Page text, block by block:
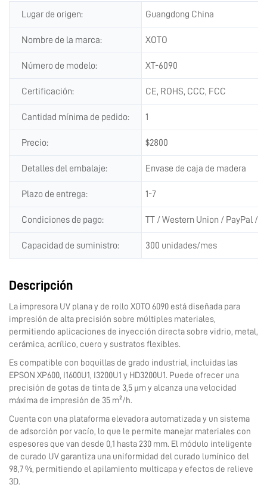
Lugar de origen: Guangdong China
Nombre de la marca: XOTO
Número de modelo: XT-6090
Certificación: CE, ROHS, CCC, FCC
Cantidad mínima de pedido: 1
Precio: $2800
Detalles del embalaje: Envase de caja de madera
Plazo de entrega: 1-7
Condiciones de pago: TT / Western Union / PayPal /
Capacidad de suministro: 300 unidades/mes
Descripción
La impresora UV plana y de rollo XOTO 6090 está diseñada para
impresión de alta precisión sobre múltiples materiales,
permitiendo aplicaciones de inyección directa sobre vidrio, metal,
cerámica, acrílico, cuero y sustratos flexibles.
Es compatible con boquillas de grado industrial, incluidas las
EPSON XP600, I1600U1, I3200U1 y HD3200U1. Puede ofrecer una
precisión de gotas de tinta de 3,5 μm y alcanza una velocidad
máxima de impresión de 35 m²/h.
Cuenta con una plataforma elevadora automatizada y un sistema
de adsorción por vacío, lo que le permite manejar materiales con
espesores que van desde 0,1 hasta 230 mm. El módulo inteligente
de curado UV garantiza una uniformidad del curado lumínico del
98,7 %, permitiendo el apilamiento multicapa y efectos de relieve
3D.